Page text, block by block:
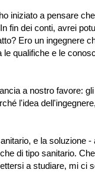
iniziato a pensare
fin dei conti, avrei
Ero un ingegnere
qualifiche e le
a nostro favore:
l'idea
e la soluzione
di tipo sanitario.
a studiare, mi ci